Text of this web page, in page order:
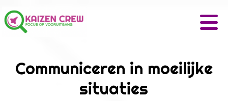
Communiceren in moeilijke
situaties